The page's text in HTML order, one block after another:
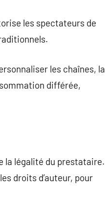
les spectateurs de
les chaînes, la
différée,
la légalité du prestataire.
droits d’auteur, pour